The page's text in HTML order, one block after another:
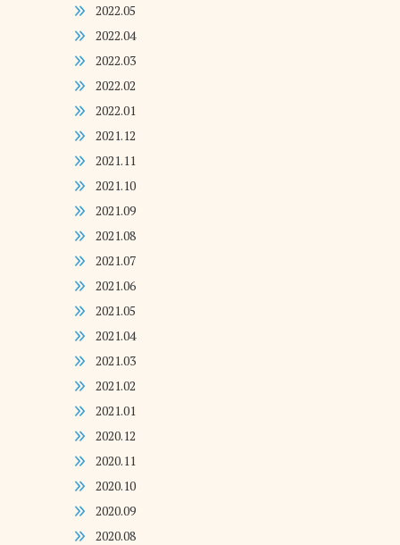
2022.05
2022.04
2022.03
2022.02
2022.01
2021.12
2021.11
2021.10
2021.09
2021.08
2021.07
2021.06
2021.05
2021.04
2021.03
2021.02
2021.01
2020.12
2020.11
2020.10
2020.09
2020.08